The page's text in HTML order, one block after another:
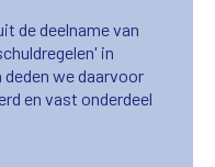
de deelname van
in
we daarvoor
en vast onderdeel